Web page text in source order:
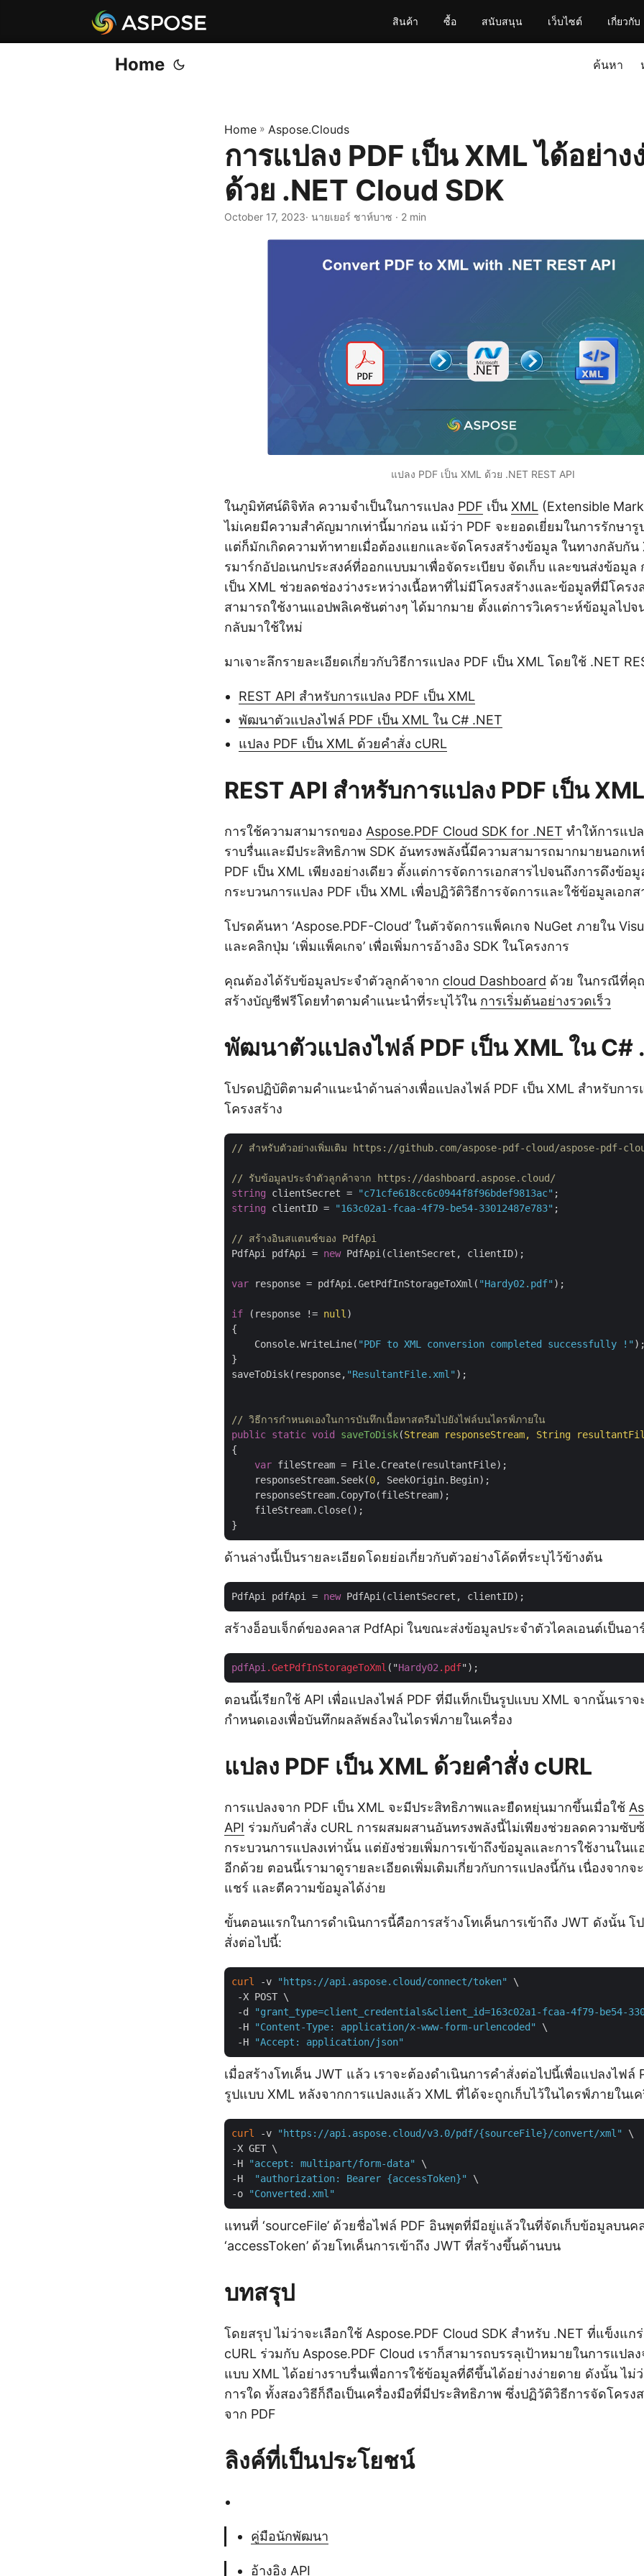
สินค้า ซื้อ สนับสนุน เว็บไซต์ เกี่ยวกับ
Home ค้นหา
Home » Aspose.Clouds
การแปลง PDF เป็น XML ได้อย่าง
ด้วย .NET Cloud SDK
October 17, 2023· นายเยอร์ ชาห์บาซ · 2 min
แปลง PDF เป็น XML ด้วย .NET REST API
ในภูมิทัศน์ดิจิทัล ความจำเป็นในการแปลง PDF เป็น XML (Extensible
ไม่เคยมีความสำคัญมากเท่านี้มาก่อน แม้ว่า PDF จะยอดเยี่ยมในการรักษา
แต่ก็มักเกิดความท้าทายเมื่อต้องแยกและจัดโครงสร้างข้อมูล ในทางกลับกัน
รมาร์กอัปอเนกประสงค์ที่ออกแบบมาเพื่อจัดระเบียบ จัดเก็บ และขนส่งข้อมูล
เป็น XML ช่วยลดช่องว่างระหว่างเนื้อหาที่ไม่มีโครงสร้างและข้อมูลที่มีโครง
สามารถใช้งานแอปพลิเคชันต่างๆ ได้มากมาย ตั้งแต่การวิเคราะห์ข้อมูลไปจ
กลับมาใช้ใหม่
มาเจาะลึกรายละเอียดเกี่ยวกับวิธีการแปลง PDF เป็น XML โดยใช้ .NET
REST API สำหรับการแปลง PDF เป็น XML
พัฒนาตัวแปลงไฟล์ PDF เป็น XML ใน C# .NET
แปลง PDF เป็น XML ด้วยคำสั่ง cURL
REST API สำหรับการแปลง PDF เป็น XML
การใช้ความสามารถของ Aspose.PDF Cloud SDK for .NET ทำให้การแป
ราบรื่นและมีประสิทธิภาพ SDK อันทรงพลังนี้มีความสามารถมากมายนอกเ
PDF เป็น XML เพียงอย่างเดียว ตั้งแต่การจัดการเอกสารไปจนถึงการดึงข้อ
กระบวนการแปลง PDF เป็น XML เพื่อปฏิวัติวิธีการจัดการและใช้ข้อมูลเอก
โปรดค้นหา ‘Aspose.PDF-Cloud’ ในตัวจัดการแพ็คเกจ NuGet ภายใน
และคลิกปุ่ม ‘เพิ่มแพ็คเกจ’ เพื่อเพิ่มการอ้างอิง SDK ในโครงการ
คุณต้องได้รับข้อมูลประจำตัวลูกค้าจาก cloud Dashboard ด้วย ในกรณีที่คุ
สร้างบัญชีฟรีโดยทำตามคำแนะนำที่ระบุไว้ใน การเริ่มต้นอย่างรวดเร็ว
พัฒนาตัวแปลงไฟล์ PDF เป็น XML ใน C#
โปรดปฏิบัติตามคำแนะนำด้านล่างเพื่อแปลงไฟล์ PDF เป็น XML สำหรับกา
โครงสร้าง
// สำหรับตัวอย่างเพิ่มเติม https://github.com/aspose-pdf-cloud/aspose-pdf-
// รับข้อมูลประจำตัวลูกค้าจาก https://dashboard.aspose.cloud/
string clientSecret = "c71cfe618cc6c0944f8f96bdef9813ac"
string clientID = "163c02a1-fcaa-4f79-be54-33012487e783" ;
// สร้างอินสแตนซ์ของ PdfApi
PdfApi pdfApi = new PdfApi(clientSecret, clientID);
var response = pdfApi.GetPdfInStorageToXml( "Hardy02.pdf" );
if (response != null )
{
    Console.WriteLine(
"PDF to XML conversion completed successfully !" );
}
saveToDisk(response, "ResultantFile.xml" );
// วิธีการกำหนดเองในการบันทึกเนื้อหาสตรีมไปยังไฟล์บนไดรฟ์ภายใน
public static void saveToDisk(Stream responseStream, String
{
var fileStream = File.Create(resultantFile);
    responseStream.Seek(
0, SeekOrigin.Begin);
    responseStream.CopyTo(fileStream);
    fileStream.Close();
ด้านล่างนี้เป็นรายละเอียดโดยย่อเกี่ยวกับตัวอย่างโค้ดที่ระบุไว้ข้างต้น
PdfApi pdfApi = new
สร้างอ็อบเจ็กต์ของคลาส PdfApi ในขณะส่งข้อมูลประจำตัวไคลเอนต์เป็นอ
pdfApi .GetPdfInStorageToXml ("Hardy02 .pdf
ตอนนี้เรียกใช้ API เพื่อแปลงไฟล์ PDF ที่มีแท็กเป็นรูปแบบ XML จากนั้นเราจ
กำหนดเองเพื่อบันทึกผลลัพธ์ลงในไดรฟ์ภายในเครื่อง
แปลง PDF เป็น XML ด้วยคำสั่ง cURL
การแปลงจาก PDF เป็น XML จะมีประสิทธิภาพและยืดหยุ่นมากขึ้นเมื่อใช้
API ร่วมกับคำสั่ง cURL การผสมผสานอันทรงพลังนี้ไม่เพียงช่วยลดความซับ
กระบวนการแปลงเท่านั้น แต่ยังช่วยเพิ่มการเข้าถึงข้อมูลและการใช้งานในแ
อีกด้วย ตอนนี้เรามาดูรายละเอียดเพิ่มเติมเกี่ยวกับการแปลงนี้กัน เนื่องจาก
แชร์ และตีความข้อมูลได้ง่าย
ขั้นตอนแรกในการดำเนินการนี้คือการสร้างโทเค็นการเข้าถึง JWT ดังนั้น โ
สั่งต่อไปนี้:
curl -v "https://api.aspose.cloud/connect/token"
\
-X POST \
-d
"grant_type=client_credentials&client_id=163c02a1-fcaa-4f79-be54-
-H
"Content-Type: application/x-www-form-urlencoded"
\
-H
"Accept: application/json"
เมื่อสร้างโทเค็น JWT แล้ว เราจะต้องดำเนินการคำสั่งต่อไปนี้เพื่อแปลงไฟล์
รูปแบบ XML หลังจากการแปลงแล้ว XML ที่ได้จะถูกเก็บไว้ในไดรฟ์ภายในเค
curl -v "https://api.aspose.cloud/v3.0/pdf/{sourceFile}/convert/xml"
\
-X GET \
-H
"accept: multipart/form-data"
\
-H
"authorization: Bearer {accessToken}"
\
-o
"Converted.xml"
แทนที่ ‘sourceFile’ ด้วยชื่อไฟล์ PDF อินพุตที่มีอยู่แล้วในที่จัดเก็บข้อมูลบน
‘accessToken’ ด้วยโทเค็นการเข้าถึง JWT ที่สร้างขึ้นด้านบน
บทสรุป
โดยสรุป ไม่ว่าจะเลือกใช้ Aspose.PDF Cloud SDK สำหรับ .NET ที่แข็งแก
cURL ร่วมกับ Aspose.PDF Cloud เราก็สามารถบรรลุเป้าหมายในการแปล
แบบ XML ได้อย่างราบรื่นเพื่อการใช้ข้อมูลที่ดีขึ้นได้อย่างง่ายดาย ดังนั้น ไม่
การใด ทั้งสองวิธีก็ถือเป็นเครื่องมือที่มีประสิทธิภาพ ซึ่งปฏิวัติวิธีการจัดโครง
จาก PDF
ลิงค์ที่เป็นประโยชน์
คู่มือนักพัฒนา
อ้างอิง API